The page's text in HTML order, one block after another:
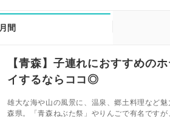
月間
【青森】子連れにおすすめの
イするならココ◎
雄大な海や山の風景に、温泉、郷土料理など
森県。「青森ねぶた祭」やりんごで有名です